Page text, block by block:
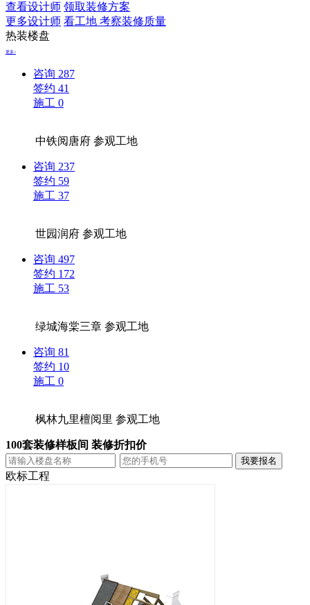
查看设计师 领取装修方案
更多设计师 看工地 考察装修质量
热装楼盘
更多>
咨询 287
签约 41
施工 0
中铁阅唐府参观工地
咨询 237
签约 59
施工 37
世园润府参观工地
咨询 497
签约 172
施工 53
绿城海棠三章参观工地
咨询 81
签约 10
施工 0
枫林九里檀阅里参观工地
100套装修样板间 装修折扣价
欧标工程